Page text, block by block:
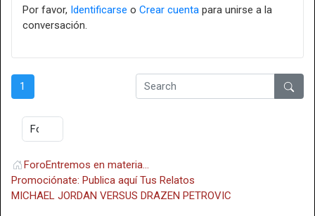
Por favor, Identificarse o Crear cuenta para unirse a la
conversación.
1
ForoEntremos en materia...
Promociónate: Publica aquí Tus Relatos
MICHAEL JORDAN VERSUS DRAZEN PETROVIC